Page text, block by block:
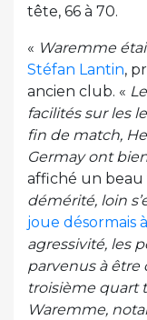
tête, 66 à 70.
« Waremme
Stéfan Lantin,
ancien club. «
facilités sur les
fin de match,
Germay ont
affiché un beau
démérité, loin
joue désormais
agressivité, les
parvenus à être
troisième quart
Waremme,